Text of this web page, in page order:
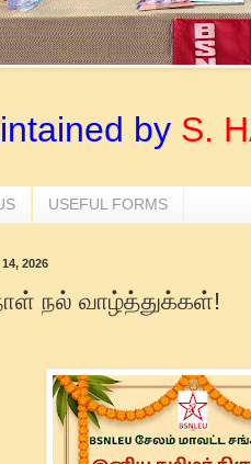
by S.
USEFUL FORMS
2026
நல் வாழ்த்துக்கள்!